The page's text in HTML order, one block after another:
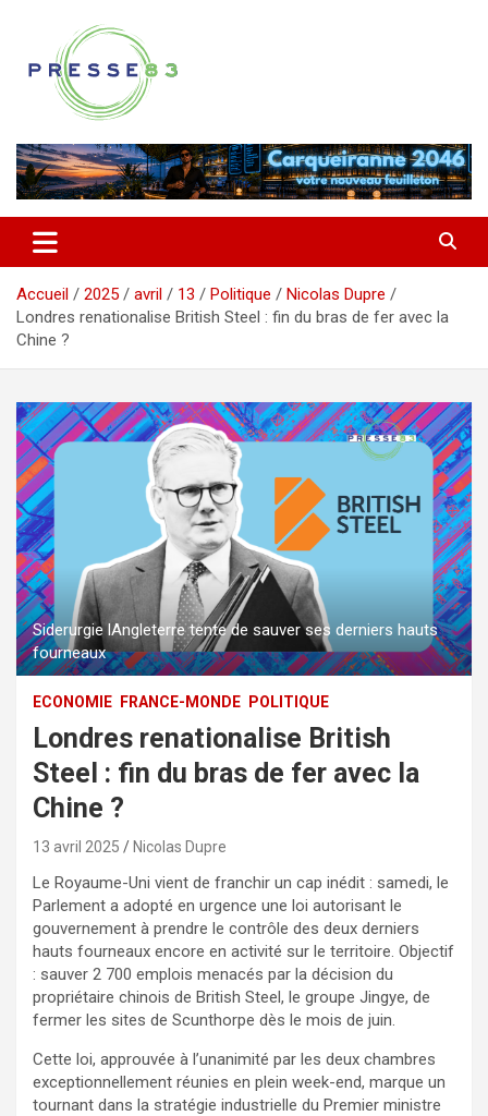
contenu
Presse 83
Accueil 2025 avril 13 Politique
Nicolas Dupre
Londres renationalise British Steel : fin du bras de fer avec la
Chine ?
Siderurgie lAngleterre tente de sauver ses derniers hauts
fourneaux
ECONOMIE FRANCE-MONDE POLITIQUE
Londres renationalise British
Steel : fin du bras de fer avec la
Chine ?
13 avril 2025 Nicolas Dupre
Le Royaume-Uni vient de franchir un cap inédit : samedi, le
Parlement a adopté en urgence une loi autorisant le
gouvernement à prendre le contrôle des deux derniers
hauts fourneaux encore en activité sur le territoire. Objectif
: sauver 2 700 emplois menacés par la décision du
propriétaire chinois de British Steel, le groupe Jingye, de
fermer les sites de Scunthorpe dès le mois de juin.
Cette loi, approuvée à l’unanimité par les deux chambres
exceptionnellement réunies en plein week-end, marque un
tournant dans la stratégie industrielle du Premier ministre